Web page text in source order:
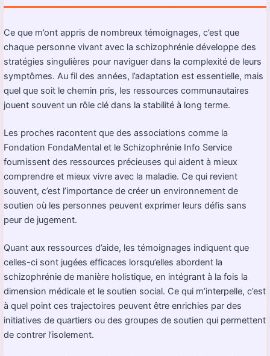
Ce que m’ont appris de nombreux témoignages, c’est que
chaque personne vivant avec la schizophrénie développe des
stratégies singulières pour naviguer dans la complexité de leurs
symptômes. Au fil des années, l’adaptation est essentielle, mais
quel que soit le chemin pris, les ressources communautaires
jouent souvent un rôle clé dans la stabilité à long terme.
Les proches racontent que des associations comme la
Fondation FondaMental et le Schizophrénie Info Service
fournissent des ressources précieuses qui aident à mieux
comprendre et mieux vivre avec la maladie. Ce qui revient
souvent, c’est l’importance de créer un environnement de
soutien où les personnes peuvent exprimer leurs défis sans
peur de jugement.
Quant aux ressources d’aide, les témoignages indiquent que
celles-ci sont jugées efficaces lorsqu’elles abordent la
schizophrénie de manière holistique, en intégrant à la fois la
dimension médicale et le soutien social. Ce qui m’interpelle, c’est
à quel point ces trajectoires peuvent être enrichies par des
initiatives de quartiers ou des groupes de soutien qui permettent
de contrer l’isolement.